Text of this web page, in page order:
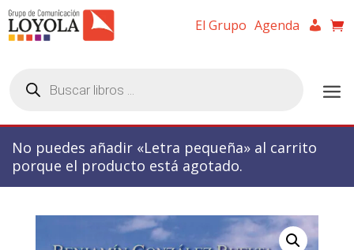
El Grupo Agenda
productos
No puedes añadir «Letra pequeña» al carrito
porque el producto está agotado.